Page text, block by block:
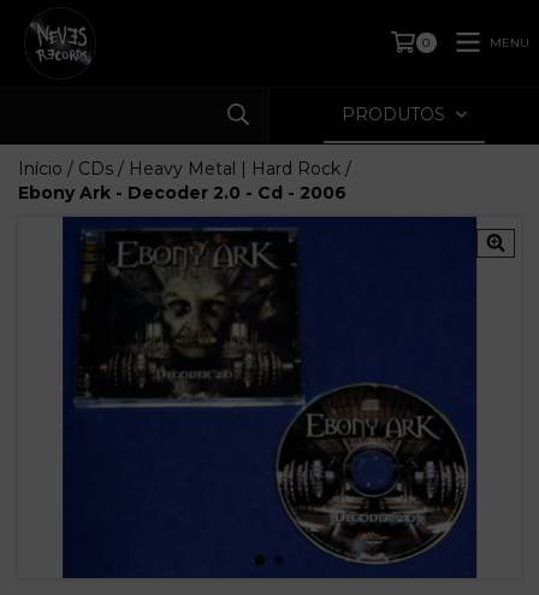
0 MENU
PRODUTOS
Início / CDs / Heavy Metal | Hard Rock /
Ebony Ark - Decoder 2.0 - Cd - 2006